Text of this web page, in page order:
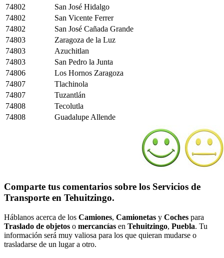
74802
San José Hidalgo
74802
San Vicente Ferrer
74802
San José Cañada Grande
74803
Zaragoza de la Luz
74803
Azuchitlan
74803
San Pedro la Junta
74806
Los Hornos Zaragoza
74807
Tlachinola
74807
Tuzantlán
74808
Tecolutla
74808
Guadalupe Allende
Comparte tus comentarios sobre los Servicios de
Transporte en Tehuitzingo.
Háblanos acerca de los Camiones, Camionetas y Coches para
Traslado de objetos o mercancías en Tehuitzingo, Puebla. Tu
información será muy valiosa para los que quieran mudarse o
trasladarse de un lugar a otro.